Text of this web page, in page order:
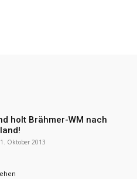
holt Brähmer-WM nach
Oktober 2013